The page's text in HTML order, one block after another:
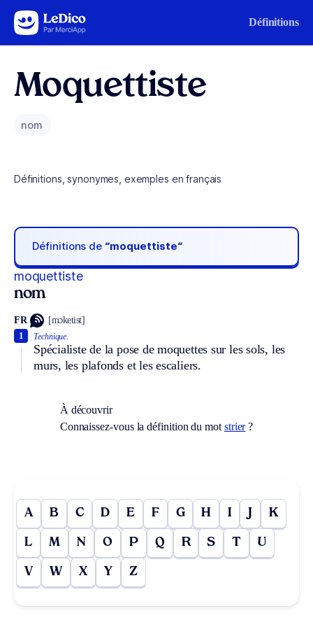
Aller au contenu Définitions
Moquettiste
nom
Définitions, synonymes, exemples en français
Définitions de “moquettiste“
moquettiste
nom
FR [mɔketist]
Technique.
Spécialiste de la pose de moquettes sur les sols, les
murs, les plafonds et les escaliers.
1
À découvrir
Connaissez-vous la définition du mot strier?
A B C D E F G H I J K
L M N O P Q R S T U
V W X Y Z